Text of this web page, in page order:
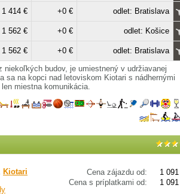
1 414 € +0 € odlet: Bratislava
1 562 € +0 € odlet: Košice
1 562 € +0 €
odlet: Bratislava
budov, je umiestnený v udržiavanej
sa na kopci nad letoviskom Kiotari s nádhernými
miestna komunikácia.
Cena zájazdu od:
1
Cena s príplatkami od:
1
Kiotari